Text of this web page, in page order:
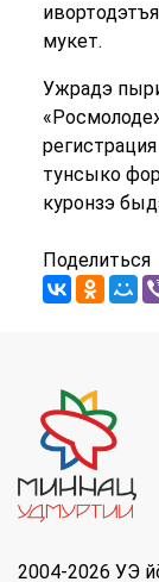
мукет.
Ужрадэ
тунсыко
куронзэ
Поделиться
2004-2026 УЭ